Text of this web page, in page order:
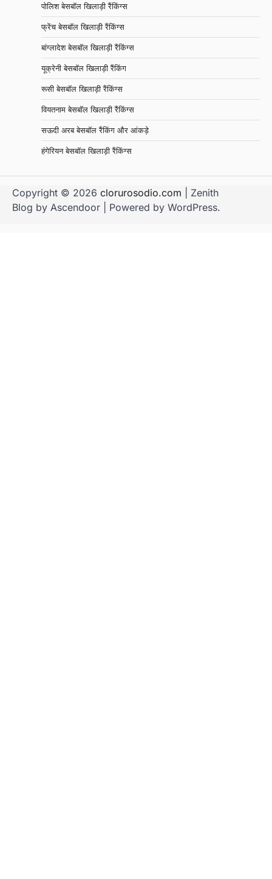
पोलिश बेसबॉल खिलाड़ी रैंकिंग्स
फ्रेंच बेसबॉल खिलाड़ी रैंकिंग्स
बांग्लादेश बेसबॉल खिलाड़ी रैंकिंग्स
यूक्रेनी बेसबॉल खिलाड़ी रैंकिंग
रूसी बेसबॉल खिलाड़ी रैंकिंग्स
वियतनाम बेसबॉल खिलाड़ी रैंकिंग्स
सऊदी अरब बेसबॉल रैंकिंग और आंकड़े
हंगेरियन बेसबॉल खिलाड़ी रैंकिंग्स
Copyright © 2026 clorurosodio.com | Zenith
Blog by Ascendoor | Powered by WordPress.